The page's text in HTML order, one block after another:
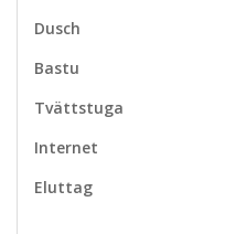
Dusch
Bastu
Tvättstuga
Internet
Eluttag